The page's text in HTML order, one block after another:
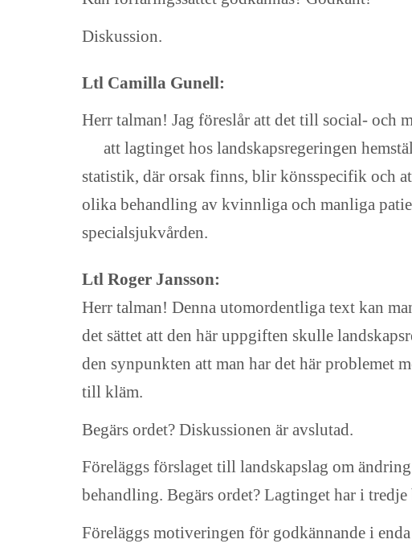
Diskussion.
Ltl Camilla Gunell:
Herr talman! Jag föreslår att det till social- och
att lagtinget hos landskapsregeringen
statistik, där orsak finns, blir könsspecifik och
olika behandling av kvinnliga och manliga
specialsjukvården.
Ltl Roger Jansson:
Herr talman! Denna utomordentliga text kan
det sättet att den här uppgiften skulle
den synpunkten att man har det här problemet
till kläm.
Begärs ordet? Diskussionen är avslutad.
Föreläggs förslaget till landskapslag om
behandling. Begärs ordet? Lagtinget har i
Föreläggs motiveringen för godkännande i